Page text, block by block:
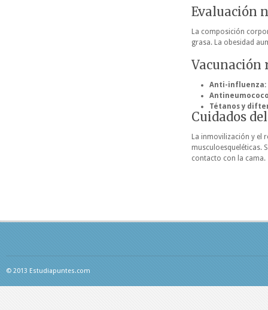
Evaluación
La composición
grasa. La obesidad
Vacunación
Anti-influenza:
Tétanos y
Cuidados
La inmovilización y el
musculoesqueléticas.
contacto con la cama.
© 2013 Estudiapuntes.com